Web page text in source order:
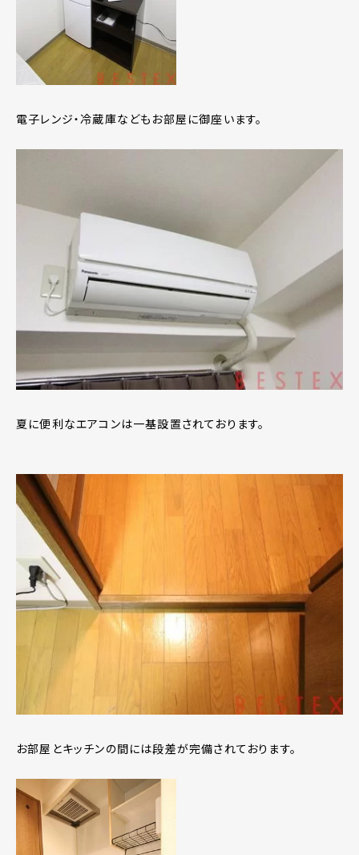
電子レンジ・冷蔵庫などもお部屋に御座います。
夏に便利なエアコンは一基設置されております。
お部屋とキッチンの間には段差が完備されております。